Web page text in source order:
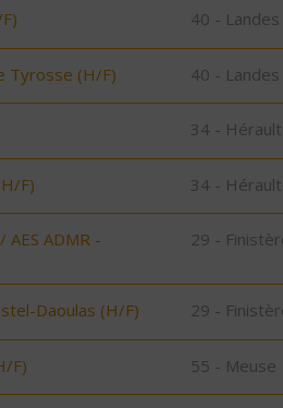
40 - Landes
Tyrosse (H/F) 40 - Landes
34 - Hérault
F) 34 - Hérault
AES ADMR -
29 -
Daoulas (H/F) 29 -
F) 55 - Meuse